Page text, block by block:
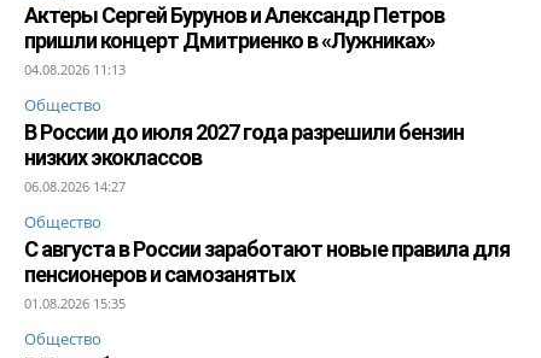
Актеры Сергей Бурунов и Александр Петров
пришли концерт Дмитриенко в «Лужниках»
04.08.2026 11:13
Общество
В России до июля 2027 года разрешили бензин
низких экоклассов
06.08.2026 14:27
Общество
С августа в России заработают новые правила для
пенсионеров и самозанятых
01.08.2026 15:35
Общество